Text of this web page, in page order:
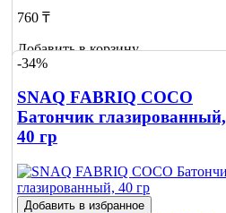
760 ₸
Добавить в корзину
10
-34%
SNAQ FABRIQ COCO
Батончик глазированный,
40 гр
Добавить в избранное